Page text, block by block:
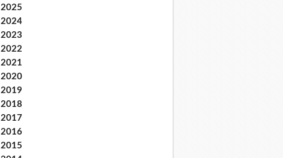
2025
2024
2023
2022
2021
2020
2019
2018
2017
2016
2015